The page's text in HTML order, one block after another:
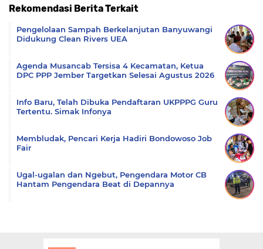
Rekomendasi Berita Terkait
Pengelolaan Sampah Berkelanjutan Banyuwangi
Didukung Clean Rivers UEA
Agenda Musancab Tersisa 4 Kecamatan, Ketua
DPC PPP Jember Targetkan Selesai Agustus 2026
Info Baru, Telah Dibuka Pendaftaran UKPPPG Guru
Tertentu. Simak Infonya
Membludak, Pencari Kerja Hadiri Bondowoso Job
Fair
Ugal-ugalan dan Ngebut, Pengendara Motor CB
Hantam Pengendara Beat di Depannya